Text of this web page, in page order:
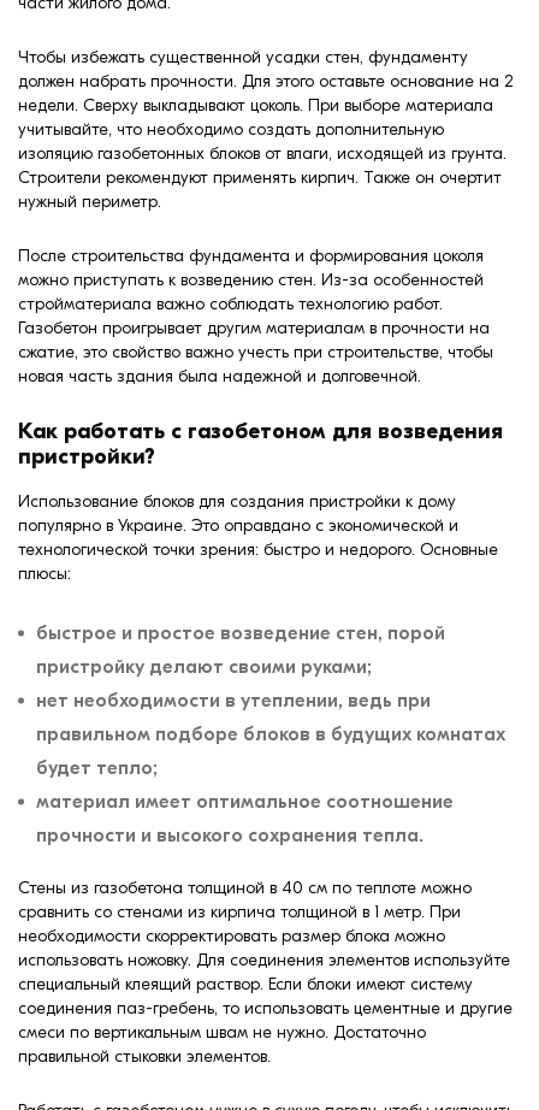
Чтобы избежать существенной усадки стен, фундаменту
должен набрать прочности. Для этого оставьте основание на 2
недели. Сверху выкладывают цоколь. При выборе материала
учитывайте, что необходимо создать дополнительную
изоляцию газобетонных блоков от влаги, исходящей из грунта.
Строители рекомендуют применять кирпич. Также он очертит
нужный периметр.
После строительства фундамента и формирования цоколя
можно приступать к возведению стен. Из-за особенностей
стройматериала важно соблюдать технологию работ.
Газобетон проигрывает другим материалам в прочности на
сжатие, это свойство важно учесть при строительстве, чтобы
новая часть здания была надежной и долговечной.
Как работать с газобетоном для возведения
пристройки?
Использование блоков для создания пристройки к дому
популярно в Украине. Это оправдано с экономической и
технологической точки зрения: быстро и недорого. Основные
плюсы:
быстрое и простое возведение стен, порой
пристройку делают своими руками;
нет необходимости в утеплении, ведь при
правильном подборе блоков в будущих комнатах
будет тепло;
материал имеет оптимальное соотношение
прочности и высокого сохранения тепла.
Стены из газобетона толщиной в 40 см по теплоте можно
сравнить со стенами из кирпича толщиной в 1 метр. При
необходимости скорректировать размер блока можно
использовать ножовку. Для соединения элементов используйте
специальный клеящий раствор. Если блоки имеют систему
соединения паз-гребень, то использовать цементные и другие
смеси по вертикальным швам не нужно. Достаточно
правильной стыковки элементов.